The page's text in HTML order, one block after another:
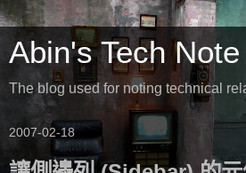
Abin's Tech Note
The blog used for noting technical
2007-02-18